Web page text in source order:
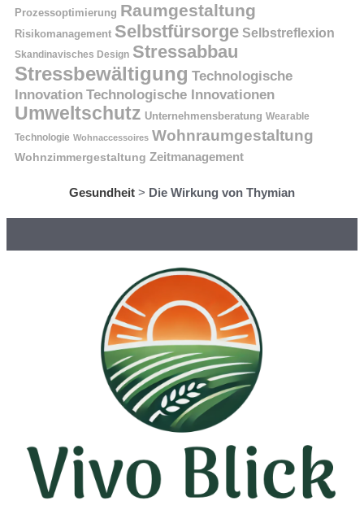
Prozessoptimierung Raumgestaltung
Risikomanagement Selbstfürsorge Selbstreflexion
Skandinavisches Design Stressabbau
Stressbewältigung Technologische
Innovation Technologische Innovationen
Umweltschutz Unternehmensberatung Wearable
Technologie Wohnaccessoires Wohnraumgestaltung
Wohnzimmergestaltung Zeitmanagement
Gesundheit > Die Wirkung von Thymian